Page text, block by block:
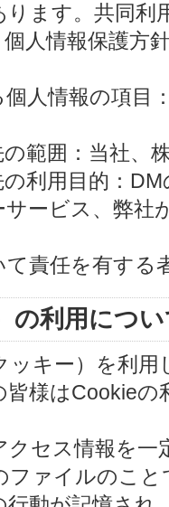
ます。共同利
人情報保護方
人情報の項目
範囲：当社、
利用目的：
ービス、弊社
責任を有する
の利用につ
ッキー）を利
様はCookie
セス情報を
ファイルのこ